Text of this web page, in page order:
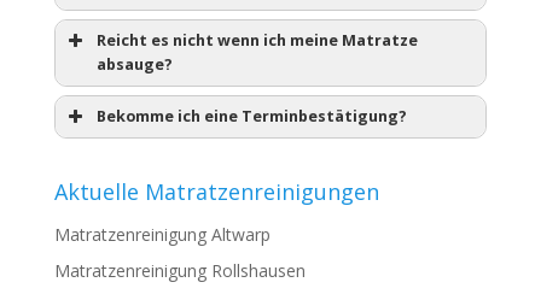
Reicht es nicht wenn ich meine Matratze
absauge?
Bekomme ich eine Terminbestätigung?
Aktuelle Matratzenreinigungen
Matratzenreinigung Altwarp
Matratzenreinigung Rollshausen